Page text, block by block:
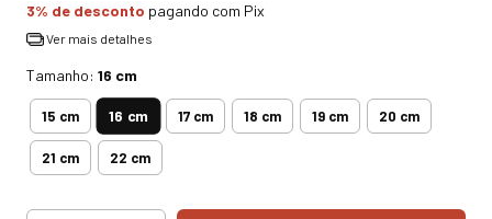
3% de desconto pagando com Pix
Ver mais detalhes
Tamanho: 16 cm
15 cm 16 cm 17 cm 18 cm 19 cm 20 cm
21 cm 22 cm